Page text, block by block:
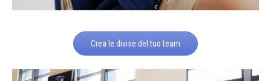
Crea le divise del tuo team